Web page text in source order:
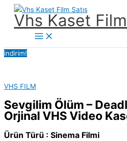
İçeriğe
Vhs Kaset
Main
Menu
indirim!
VHS FILM
Sevgilim Ölüm –
Orjinal VHS Video
Ürün Türü : Sinema Filmi